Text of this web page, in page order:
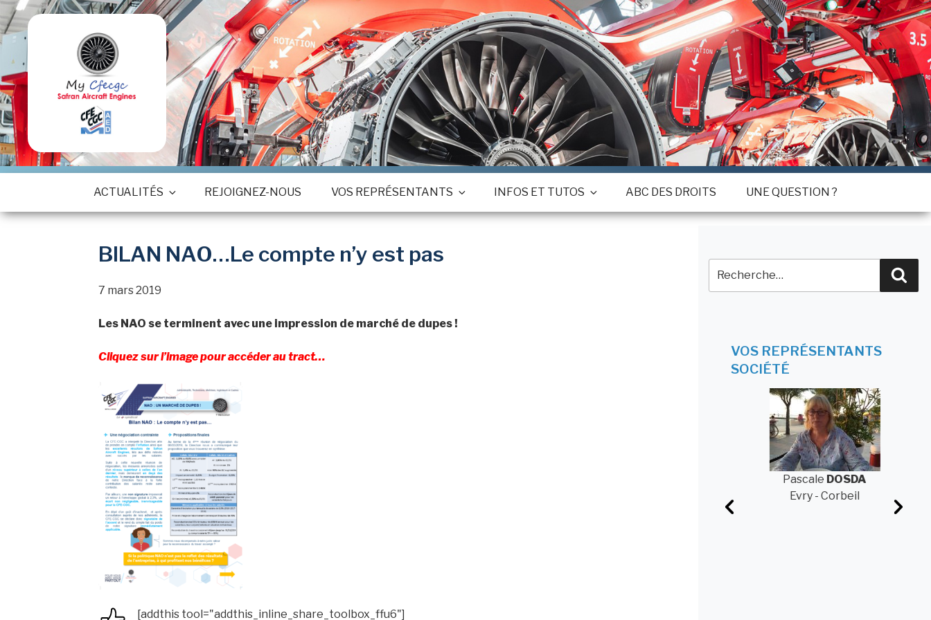
Aller
au
contenu
principal
ACTUALITÉS REJOIGNEZ-NOUS VOS REPRÉSENTANTS INFOS ET TUTOS ABC DES DROITS UNE QUESTION ?
BILAN NAO…Le compte n’y est pas
7 mars 2019
Les NAO se terminent avec une impression de marché de dupes !
Cliquez sur l’image pour accéder au tract…
[addthis tool="addthis_inline_share_toolbox_ffu6"]
pour
VOS REPRÉSENTANTS
SOCIÉTÉ
POTACSEK
PascaleDOSDA
Evry - Corbeil